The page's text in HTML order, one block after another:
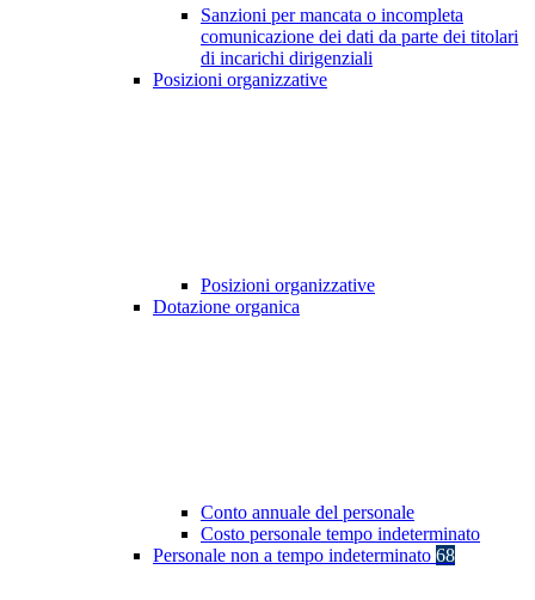
Sanzioni per mancata o incompleta
comunicazione dei dati da parte dei titolari
di incarichi dirigenziali
Posizioni organizzative
Posizioni organizzative
Dotazione organica
Conto annuale del personale
Costo personale tempo indeterminato
Personale non a tempo indeterminato 68